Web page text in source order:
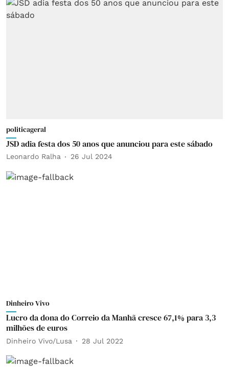
politicageral
JSD adia festa dos 50 anos que anunciou para este sábado
Leonardo Ralha 26 Jul 2024
Dinheiro Vivo
Lucro da dona do Correio da Manhã cresce 67,1% para 3,3
milhões de euros
Dinheiro Vivo/Lusa 28 Jul 2022